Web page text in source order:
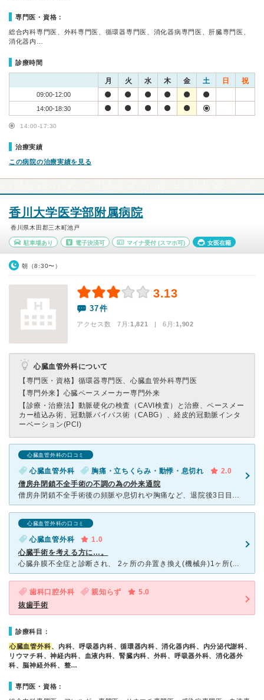
専門医・資格：
総合内科専門医、外科専門医、循環器専門医、消化器病専門医、肝臓専門医、
消化器内…
診療時間
月 火 水 木 金 土 日 祝
09:00-12:00
14:00-18:30
14:00-17:30
治療実績
この病院の治療実績を見る
香川大学医学部附属病院
香川県木田郡三木町池戸
駐車場あり 電子決済可 マイナ受付 (スマホ可) 女医在籍
朝（8:30〜）
3.13
37件
アクセス数 7月:1,821 | 6月:1,902
心臓血管外科について
【専門医・資格】 循環器専門医、心臓血管外科専門医
【専門外来】 心臓ペースメーカー専門外来
【診療・治療法】 動脈硬化の検査（CAVI検査）と治療、ペースメー
カー植込み術、冠動脈バイパス術（CABG）、経皮的冠動脈インタ
ーベーション(PCI)
心臓血管外科の口コミ
心臓血管外科 胸痛・立ちくらみ・動悸・息切れ
2.0
僧房弁閉鎖不全手術の不調の為の外来通院
僧房弁閉鎖不全手術後の頻脈や息切れや胸痛など、退院後3日目から不調の為に度々外来で通院。手術の執刀医が外来です。早く退院する様に言われ退院したものの、やはり早過ぎた退院だと後悔する日々です。なかなか外
心臓血管外科の口コミ
心臓血管外科
1.0
心臓手術を考える方に…。
心臓弁膜不全症と診断され、 2ヶ所の弁置き換え(機械弁)1ヶ所(形成術)を実施致しました。 形成術の術後の状態が悪く２日後ごより不整脈開始。 一週間後には再手術となり、機械弁に置き換えとなりまし
歯科口腔外科 親知らず
5.0
抜歯手術
診療科目：
心臓血管外科、内科、呼吸器内科、循環器内科、消化器内科、内分泌代謝科、
リウマチ科、神経内科、血液内科、腎臓内科、外科、呼吸器外科、消化器外
科、脳神経外科、整…
専門医・資格：